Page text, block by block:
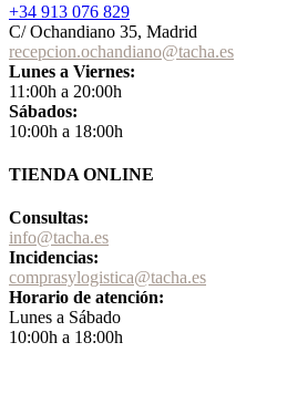
+34 913 076 829
C/ Ochandiano 35, Madrid
recepcion.ochandiano@tacha.es
Lunes a Viernes:
11:00h a 20:00h
Sábados:
10:00h a 18:00h
TIENDA ONLINE
Consultas:
info@tacha.es
Incidencias:
comprasylogistica@tacha.es
Horario de atención:
Lunes a Sábado
10:00h a 18:00h